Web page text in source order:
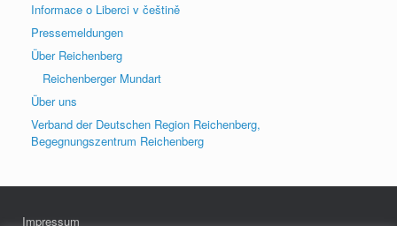
Informace o Liberci v češtině
Pressemeldungen
Über Reichenberg
Reichenberger Mundart
Über uns
Verband der Deutschen Region Reichenberg,
Begegnungszentrum Reichenberg
Impressum